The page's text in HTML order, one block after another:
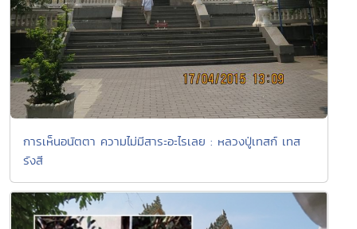
การเห็นอนัตตา ความไม่มีสาระอะไรเลย : หลวงปู่เทสก์ เทส
รังสี